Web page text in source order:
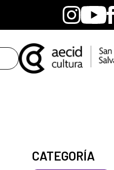
Instagram
Youtube
CATEGORÍA